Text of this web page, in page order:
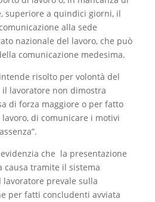
superiore a quindici giorni, il
alla sede
nazionale del lavoro, che può
comunicazione medesima.
risolto per volontà del
lavoratore non dimostra
di forza maggiore o per fatto
di comunicare i motivi
che la presentazione
tramite il sistema
prevale sulla
per fatti concludenti avviata